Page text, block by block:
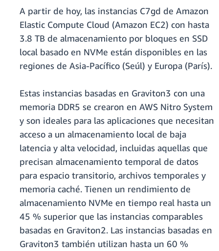
A partir de hoy, las instancias C7gd de Amazon
Elastic Compute Cloud (Amazon EC2) con hasta
3.8 TB de almacenamiento por bloques en SSD
local basado en NVMe están disponibles en las
regiones de Asia-Pacífico (Seúl) y Europa (París).
Estas instancias basadas en Graviton3 con una
memoria DDR5 se crearon en AWS Nitro System
y son ideales para las aplicaciones que necesitan
acceso a un almacenamiento local de baja
latencia y alta velocidad, incluidas aquellas que
precisan almacenamiento temporal de datos
para espacio transitorio, archivos temporales y
memoria caché. Tienen un rendimiento de
almacenamiento NVMe en tiempo real hasta un
45 % superior que las instancias comparables
basadas en Graviton2. Las instancias basadas en
Graviton3 también utilizan hasta un 60 %